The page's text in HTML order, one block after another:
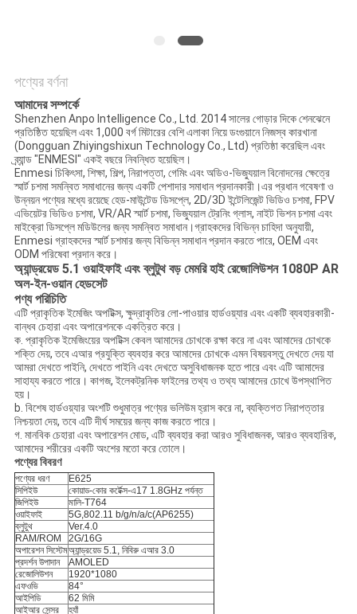
পণ্যের বর্ণনা
আমাদের সম্পর্কে
Shenzhen Anpo Intelligence Co., Ltd. 2014 সালের গোড়ার দিকে শেনঝেনে
প্রতিষ্ঠিত হয়েছিল এবং 1,000 বর্গ মিটারের বেশি এলাকা নিয়ে ডংগুয়ানে নিজস্ব কারখানা
(Dongguan Zhiyingshixun Technology Co., Ltd) প্রতিষ্ঠা করেছিল এবং
ব্র্যান্ড "ENMESI" একই বছরে নিবন্ধিত হয়েছিল।
Enmesi চিকিৎসা, শিক্ষা, শিল্প, নিরাপত্তা, গেমিং এবং অডিও-ভিজ্যুয়াল বিনোদনের ক্ষেত্রে
স্মার্ট চশমা সমন্বিত সমাধানের জন্য একটি পেশাদার সমাধান প্রদানকারী।এর প্রধান গবেষণা ও
উন্নয়ন পণ্যের মধ্যে রয়েছে হেড-মাউন্টেড ডিসপ্লে, 2D/3D ইন্টেলিজেন্ট ভিডিও চশমা, FPV
এভিয়েটর ভিডিও চশমা, VR/AR স্মার্ট চশমা, ভিজ্যুয়াল ট্রেনিং গ্লাস, নাইট ভিশন চশমা এবং
মাইক্রো ডিসপ্লে মডিউলের জন্য সমন্বিত সমাধান।গ্রাহকদের বিভিন্ন চাহিদা অনুযায়ী,
Enmesi গ্রাহকদের স্মার্ট চশমার জন্য বিভিন্ন সমাধান প্রদান করতে পারে, OEM এবং
ODM পরিষেবা প্রদান করে।
অ্যান্ড্রয়েড 5.1 ওয়াইফাই এবং ব্লুটুথ বড় মেমরি হাই রেজোলিউশন 1080P AR
অল-ইন-ওয়ান হেডসেট
পণ্য পরিচিতি
এটি প্রাকৃতিক ইমেজিং অপটিক্স, ক্ষুদ্রাকৃতির লো-পাওয়ার হার্ডওয়্যার এবং একটি ব্যবহারকারী-
বান্ধব চেহারা এবং অপারেশনকে একত্রিত করে।
ক. প্রাকৃতিক ইমেজিংয়ের অপটিক্স কেবল আমাদের চোখকে রক্ষা করে না এবং আমাদের চোখকে
শক্তি দেয়, তবে এআর প্রযুক্তি ব্যবহার করে আমাদের চোখকে এমন বিষয়বস্তু দেখতে দেয় যা
আমরা দেখতে পাইনি, দেখতে পাইনি এবং দেখতে অসুবিধাজনক হতে পারে এবং এটি আমাদের
সাহায্য করতে পারে। কাগজ, ইলেকট্রনিক ফাইলের তথ্য ও তথ্য আমাদের চোখে উপস্থাপিত
হয়।
b. বিশেষ হার্ডওয়্যার অংশটি শুধুমাত্র পণ্যের ভলিউম হ্রাস করে না, ব্যক্তিগত নিরাপত্তার
নিশ্চয়তা দেয়, তবে এটি দীর্ঘ সময়ের জন্য কাজ করতে পারে।
গ. মানবিক চেহারা এবং অপারেশন মোড, এটি ব্যবহার করা আরও সুবিধাজনক, আরও ব্যবহারিক,
আমাদের শরীরের একটি অংশের মতো করে তোলে।
পণ্যের বিবরণ
পণ্যের ধরণ
E625
সিপিইউ
কোয়াড-কোর কর্টেক্স-এ17 1.8GHz পর্যন্ত
জিপিইউ
মালি-T764
ওয়াইফাই
5G,802.11 b/g/n/a/c(AP6255)
ব্লুটুথ
Ver.4.0
RAM/ROM
2G/16G
অপারেশন সিস্টেমঅ্যান্ড্রয়েড 5.1, নিবিরু এআর 3.0
প্রদর্শন উপাদান
AMOLED
রেজোলিউশন
1920*1080
এফওভি
84°
আইপিডি
62 মিমি
আইআর সেন্সর
হ্যাঁ